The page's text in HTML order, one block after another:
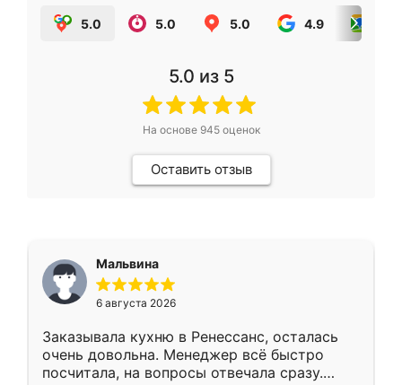
5.0 5.0 5.0 4.9
5.0 из 5
На основе 945оценок
Оставить отзыв
Мальвина
6 августа 2026
Заказывала кухню в Ренессанс, осталась
очень довольна. Менеджер всё быстро
посчитала, на вопросы отвечала сразу.